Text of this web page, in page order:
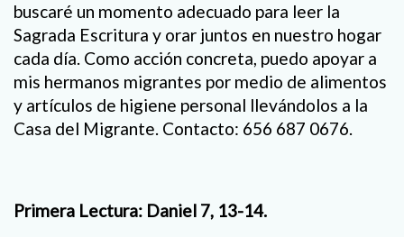
buscaré un momento adecuado para leer la
Sagrada Escritura y orar juntos en nuestro hogar
cada día. Como acción concreta, puedo apoyar a
mis hermanos migrantes por medio de alimentos
y artículos de higiene personal llevándolos a la
Casa del Migrante. Contacto: 656 687 0676.
Primera Lectura: Daniel 7, 13-14.